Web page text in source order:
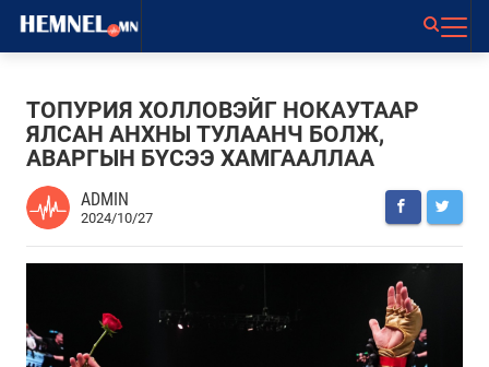
ТОПУРИЯ ХОЛЛОВЭЙГ НОКАУТААР
ЯЛСАН АНХНЫ ТУЛААНЧ БОЛЖ,
АВАРГЫН БҮСЭЭ ХАМГААЛЛАА
ADMIN
2024/10/27